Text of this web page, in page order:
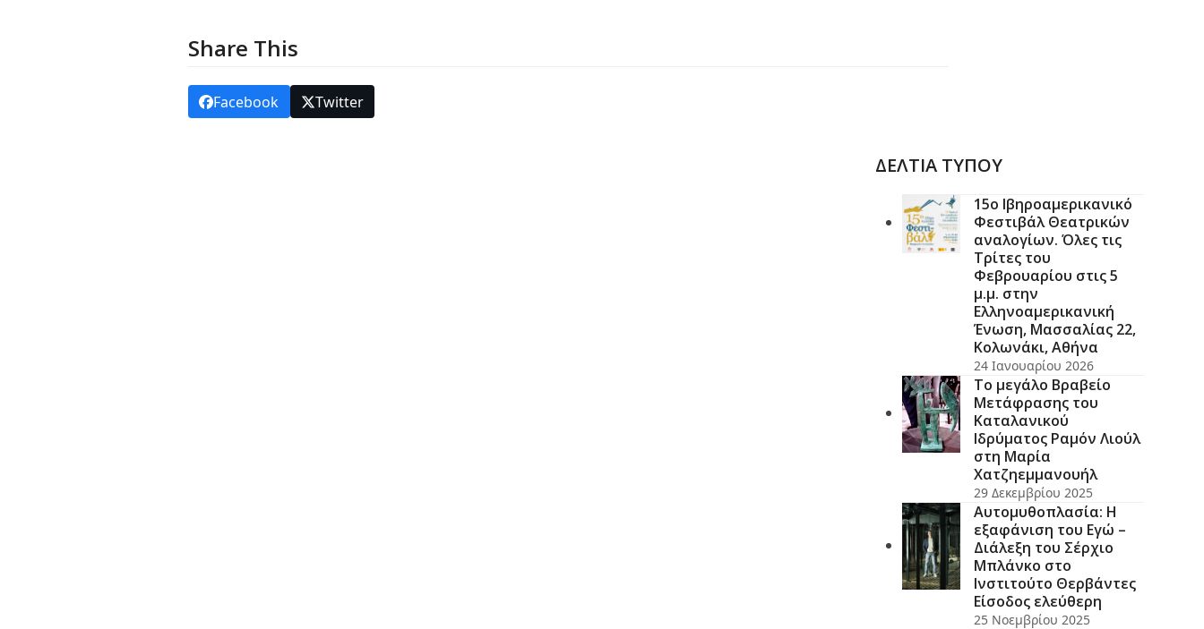
Share This
Facebook Twitter
ΔΕΛΤΙΑ ΤΥΠΟΥ
15ο Ιβηροαμερικανικό
Φεστιβάλ Θεατρικών
αναλογίων. Όλες τις
Τρίτες του
Φεβρουαρίου στις 5
μ.μ. στην
Ελληνοαμερικανική
Ένωση, Μασσαλίας 22,
Κολωνάκι, Αθήνα
24 Ιανουαρίου 2026
Το μεγάλο Βραβείο
Μετάφρασης του
Καταλανικού
Ιδρύματος Ραμόν Λιούλ
στη Μαρία
Χατζηεμμανουήλ
29 Δεκεμβρίου 2025
Αυτομυθοπλασία: Η
εξαφάνιση του Εγώ –
Διάλεξη του Σέρχιο
Μπλάνκο στο
Ινστιτούτο Θερβάντες
Είσοδος ελεύθερη
25 Νοεμβρίου 2025